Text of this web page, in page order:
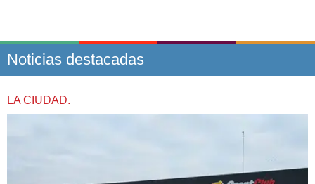
Noticias destacadas
LA CIUDAD.